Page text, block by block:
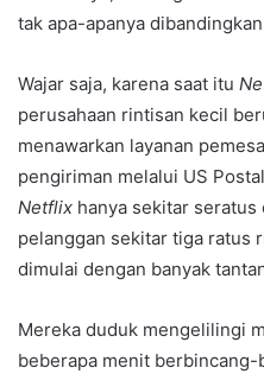
tak apa-apanya
Wajar saja, karena saat itu
perusahaan rintisan kecil
menawarkan layanan
pengiriman melalui US
Netflix hanya sekitar seratus
pelanggan sekitar tiga ratus
dimulai dengan banyak
Mereka duduk mengelilingi
beberapa menit berbincang-